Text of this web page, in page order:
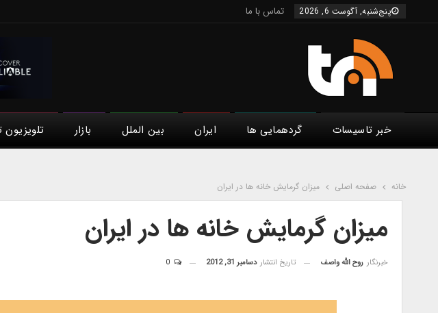
پنج‌شنبه, آگوست 6, 2026 تماس با ما
خبر تاسیسات گردهمایی ها ایران بین الملل بازار
خانه صفحه اصلی میزان گرمایش خانه ها در ایران
میزان گرمایش خانه ها در ایران
خبرنگار روح الله واصف تاریخ انتشار دسامبر 31, 2012